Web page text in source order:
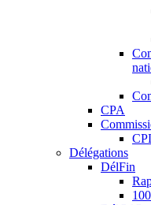
CPA
Délégations
DélFin